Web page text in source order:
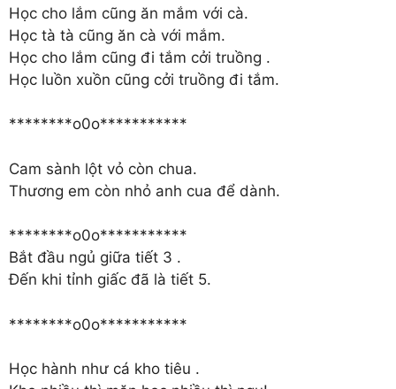
Học cho lắm cũng ăn mắm với cà.
Học tà tà cũng ăn cà với mắm.
Học cho lắm cũng đi tắm cởi truồng .
Học luồn xuồn cũng cởi truồng đi tắm.
********o0o***********
Cam sành lột vỏ còn chua.
Thương em còn nhỏ anh cua để dành.
********o0o***********
Bắt đầu ngủ giữa tiết 3 .
Đến khi tỉnh giấc đã là tiết 5.
********o0o***********
Học hành như cá kho tiêu .